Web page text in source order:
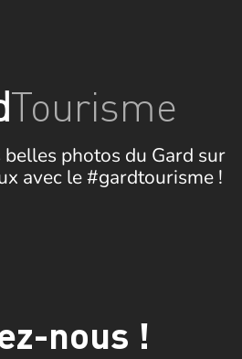
Tourisme
photos du Gard sur
avec le #gardtourisme !
nous !